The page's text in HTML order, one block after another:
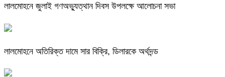
লালমোহনে জুলাই গণঅভ্যুত্থান দিবস উপলক্ষে আলোচনা সভা
লালমোহনে অতিরিক্ত দামে সার বিক্রি, ডিলারকে অর্থদন্ড